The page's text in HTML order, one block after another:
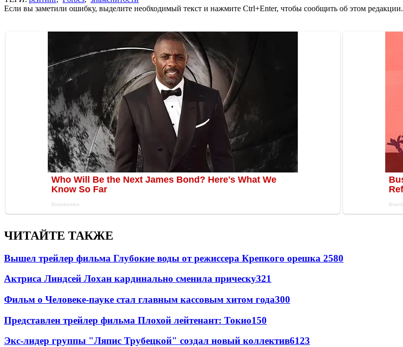
Если вы заметили ошибку, выделите необходимый текст и нажмите Ctrl+Enter, чтобы сообщить об этом редакции.
ЧИТАЙТЕ ТАКЖЕ
Вышел трейлер фильма Глубокие воды от режиссера Крепкого орешка 2580
Актриса Линдсей Лохан кардинально сменила прическу321
Фильм о Человеке-пауке стал главным кассовым хитом года300
Представлен трейлер фильма Плохой лейтенант: Токио150
Экс-лидер группы "Ляпис Трубецкой" создал новый коллектив6123